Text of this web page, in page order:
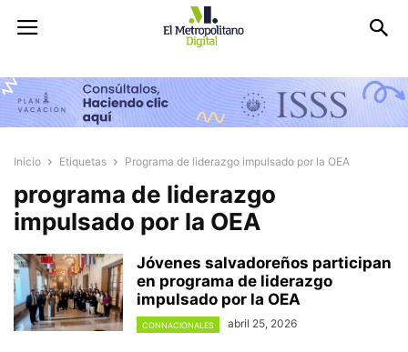
Inicio Etiquetas Programa de liderazgo impulsado por la OEA
programa de liderazgo
impulsado por la OEA
Jóvenes salvadoreños participan
en programa de liderazgo
impulsado por la OEA
CONNACIONALES abril 25, 2026